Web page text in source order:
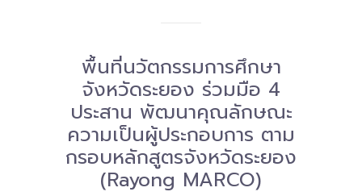
พื้นที่นวัตกรรมการศึกษา
จังหวัดระยอง ร่วมมือ 4
ประสาน พัฒนาคุณลักษณะ
ความเป็นผู้ประกอบการ ตาม
กรอบหลักสูตรจังหวัดระยอง
(Rayong MARCO)